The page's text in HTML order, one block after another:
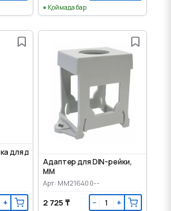
Қоймада бар
для двойной кнопки, без шильдика
+
Адаптер для DIN-рейки,
MM
Арт: MM216400--
2 725 ₸ − +